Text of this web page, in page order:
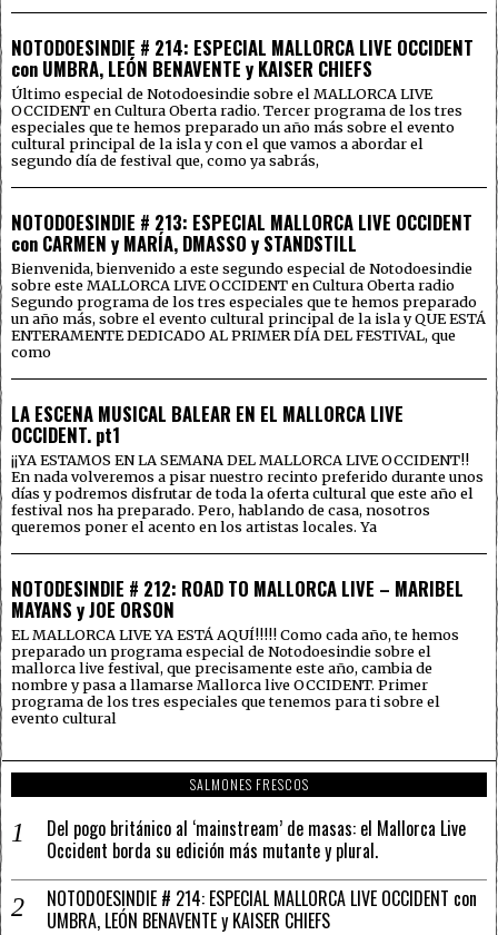
NOTODOESINDIE # 214: ESPECIAL MALLORCA LIVE OCCIDENT
con UMBRA, LEÓN BENAVENTE y KAISER CHIEFS
Último especial de Notodoesindie sobre el MALLORCA LIVE
OCCIDENT en Cultura Oberta radio. Tercer programa de los tres
especiales que te hemos preparado un año más sobre el evento
cultural principal de la isla y con el que vamos a abordar el
segundo día de festival que, como ya sabrás,
NOTODOESINDIE # 213: ESPECIAL MALLORCA LIVE OCCIDENT
con CARMEN y MARÍA, DMASSO y STANDSTILL
Bienvenida, bienvenido a este segundo especial de Notodoesindie
sobre este MALLORCA LIVE OCCIDENT en Cultura Oberta radio
Segundo programa de los tres especiales que te hemos preparado
un año más, sobre el evento cultural principal de la isla y QUE ESTÁ
ENTERAMENTE DEDICADO AL PRIMER DÍA DEL FESTIVAL, que
como
LA ESCENA MUSICAL BALEAR EN EL MALLORCA LIVE
OCCIDENT. pt1
¡¡YA ESTAMOS EN LA SEMANA DEL MALLORCA LIVE OCCIDENT!!
En nada volveremos a pisar nuestro recinto preferido durante unos
días y podremos disfrutar de toda la oferta cultural que este año el
festival nos ha preparado. Pero, hablando de casa, nosotros
queremos poner el acento en los artistas locales. Ya
NOTODESINDIE # 212: ROAD TO MALLORCA LIVE – MARIBEL
MAYANS y JOE ORSON
EL MALLORCA LIVE YA ESTÁ AQUÍ!!!!! Como cada año, te hemos
preparado un programa especial de Notodoesindie sobre el
mallorca live festival, que precisamente este año, cambia de
nombre y pasa a llamarse Mallorca live OCCIDENT. Primer
programa de los tres especiales que tenemos para ti sobre el
evento cultural
SALMONES FRESCOS
Del pogo británico al ‘mainstream’ de masas: el Mallorca Live
Occident borda su edición más mutante y plural.
NOTODOESINDIE # 214: ESPECIAL MALLORCA LIVE OCCIDENT con
UMBRA, LEÓN BENAVENTE y KAISER CHIEFS